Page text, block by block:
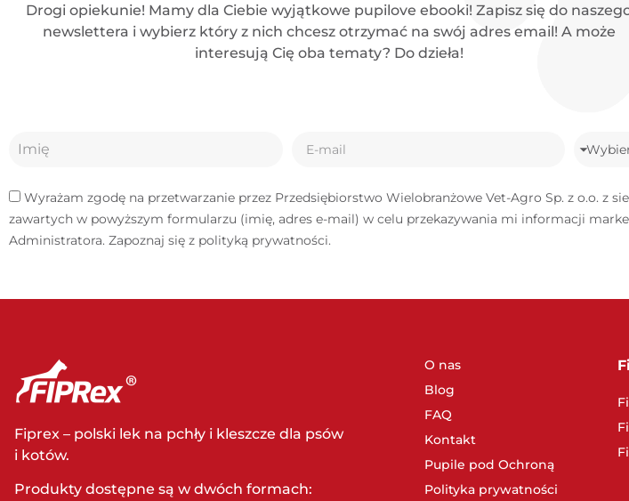
Drogi opiekunie! Mamy dla Ciebie wyjątkowe pupilove ebooki! Zapisz się do
newslettera i wybierz który z nich chcesz otrzymać na swój adres email! A może
interesują Cię oba tematy? Do dzieła!
Wyrażam zgodę na przetwarzanie przez Przedsiębiorstwo Wielobranżowe Vet-Agro Sp. z o.o. z
zawartych w powyższym formularzu (imię, adres e-mail) w celu przekazywania mi informacji
Administratora. Zapoznaj się z polityką prywatności.
Fiprex – polski lek na pchły i kleszcze dla psów
i kotów.
Produkty dostępne są w dwóch formach:
O nas
Blog
FAQ
Kontakt
Pupile pod Ochroną
Polityka prywatności